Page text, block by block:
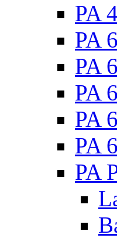
PA
PA
PA
PA
PA
PA
PA